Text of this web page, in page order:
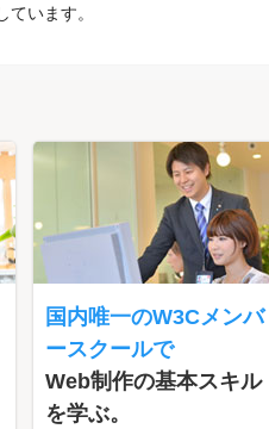
ています。
国内唯一のW3Cメンバ
ースクールで
Web制作の基本スキル
を学ぶ。